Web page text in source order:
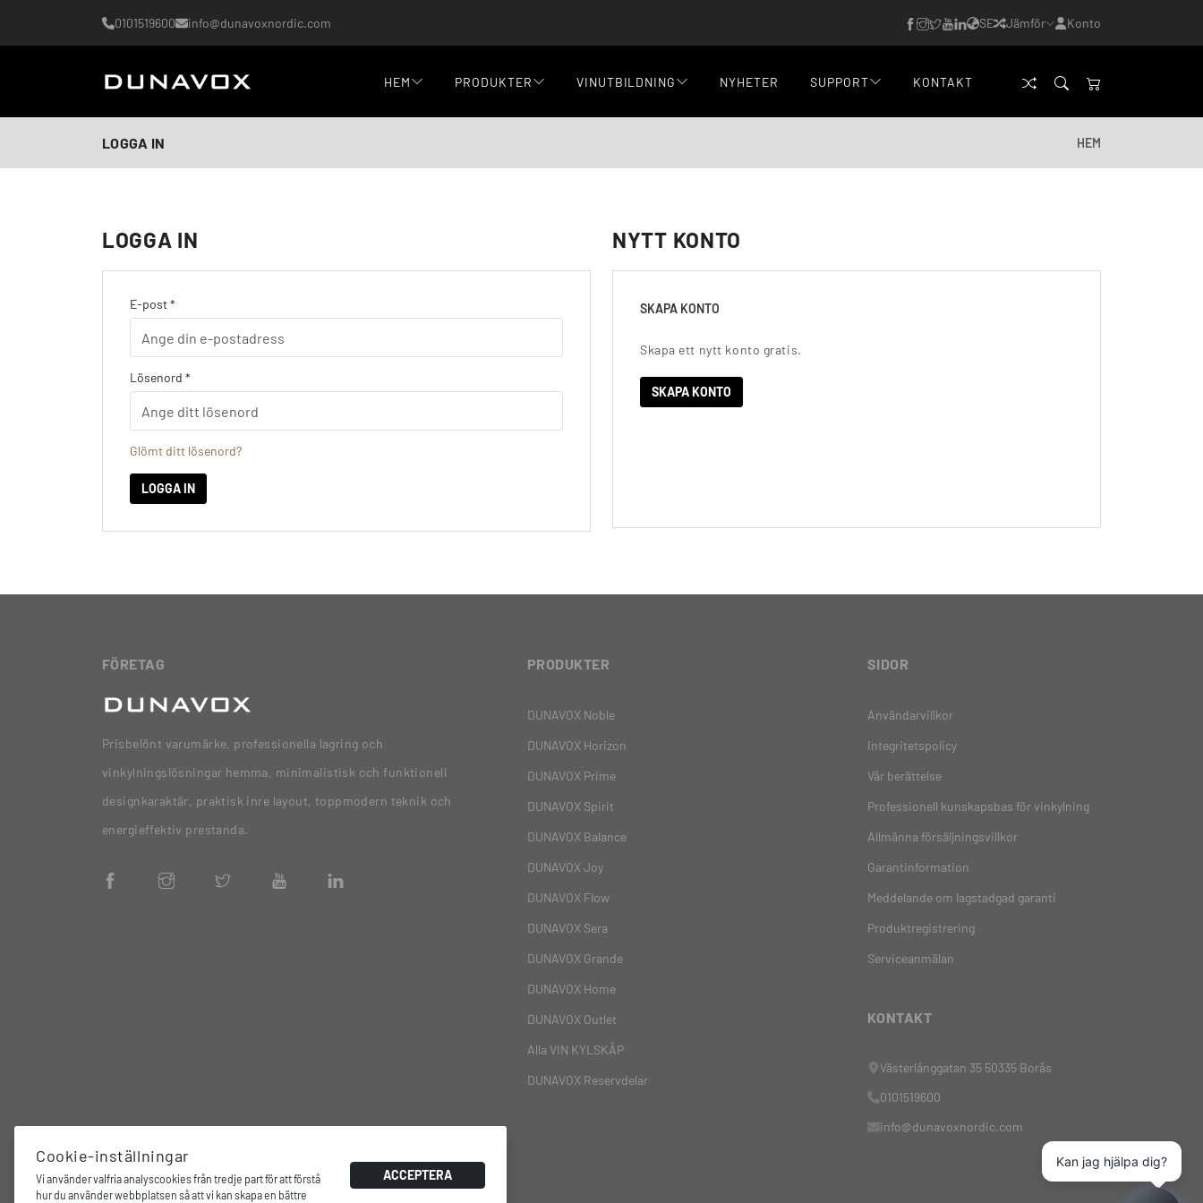
0101519600 info@dunavoxnordic.com SE Jämför Konto
HEM PRODUKTER VINUTBILDNING NYHETER SUPPORT KONTAKT
LOGGA IN HEM
LOGGA IN
E-post *
Lösenord *
Glömt ditt lösenord?
LOGGA IN
NYTT KONTO
SKAPA KONTO
Skapa ett nytt konto gratis.
SKAPA KONTO
FÖRETAG
Prisbelönt varumärke, professionella lagring och
vinkylningslösningar hemma, minimalistisk och funktionell
designkaraktär, praktisk inre layout, toppmodern teknik och
energieffektiv prestanda.
PRODUKTER
DUNAVOX Noble
DUNAVOX Horizon
DUNAVOX Prime
DUNAVOX Spirit
DUNAVOX Balance
DUNAVOX Joy
DUNAVOX Flow
DUNAVOX Sera
DUNAVOX Grande
DUNAVOX Home
DUNAVOX Outlet
Alla VIN KYLSKÅP
DUNAVOX Reservdelar
SIDOR
Användarvillkor
Integritetspolicy
Vår berättelse
Professionell kunskapsbas för vinkylning
Allmänna försäljningsvillkor
Garantinformation
Meddelande om lagstadgad garanti
Produktregistrering
Serviceanmälan
KONTAKT
Västerlånggatan 35 50335 Borås
0101519600
info@dunavoxnordic.com
Cookie-inställningar
Vi använder valfria analyscookies från tredje part för att förstå
hur du använder webbplatsen så att vi kan skapa en bättre
ACCEPTERA
Kan jag hjälpa dig?